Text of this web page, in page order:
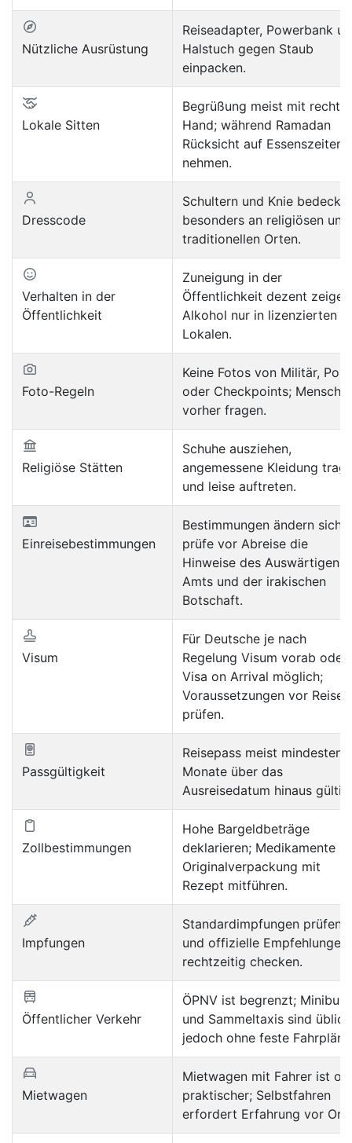
Nützliche Ausrüstung
Reiseadapter, Powerbank
Halstuch gegen Staub
einpacken.
Lokale Sitten
Begrüßung meist mit rechter
Hand; während Ramadan
Rücksicht auf Essenszeiten
nehmen.
Dresscode
Schultern und Knie
besonders an religiösen und
traditionellen Orten.
Verhalten in der
Öffentlichkeit
Zuneigung in der
Öffentlichkeit dezent
Alkohol nur in lizenzierten
Lokalen.
Foto-Regeln
Keine Fotos von Militär,
oder Checkpoints;
vorher fragen.
Religiöse Stätten
Schuhe ausziehen,
angemessene Kleidung
und leise auftreten.
Einreisebestimmungen
Bestimmungen ändern sich;
prüfe vor Abreise die
Hinweise des Auswärtigen
Amts und der irakischen
Botschaft.
Visum
Für Deutsche je nach
Regelung Visum vorab oder
Visa on Arrival möglich;
Voraussetzungen vor Reise
prüfen.
Passgültigkeit
Reisepass meist
Monate über das
Ausreisedatum hinaus gültig.
Zollbestimmungen
Hohe Bargeldbeträge
deklarieren; Medikamente in
Originalverpackung mit
Rezept mitführen.
Impfungen
Standardimpfungen prüfen
und offizielle Empfehlungen
rechtzeitig checken.
Öffentlicher Verkehr
ÖPNV ist begrenzt;
und Sammeltaxis sind
jedoch ohne feste
Mietwagen
Mietwagen mit Fahrer ist oft
praktischer; Selbstfahren
erfordert Erfahrung vor Ort.